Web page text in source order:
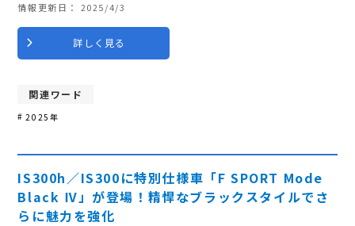
情報更新日： 2025/4/3
詳しく見る
関連ワード
2025年
IS300h／IS300に特別仕様車「F SPORT Mode
Black Ⅳ」が登場！精悍なブラックスタイルでさ
らに魅力を強化